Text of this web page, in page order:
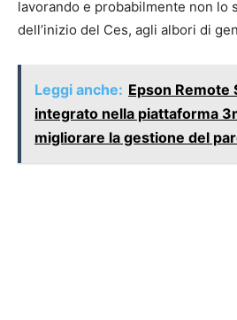
lavorando e probabilmente non lo
dell’inizio del Ces, agli albori di
Leggi anche: Epson Remote
integrato nella piattaforma
migliorare la gestione del